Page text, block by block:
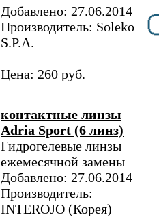
Добавлено: 27.06.2014
Производитель: Soleko
S.P.A.
Цена: 260 руб.
контактные линзы
Adria Sport (6 линз)
Гидрогелевые линзы
ежемесячной замены
Добавлено: 27.06.2014
Производитель:
INTEROJO (Корея)